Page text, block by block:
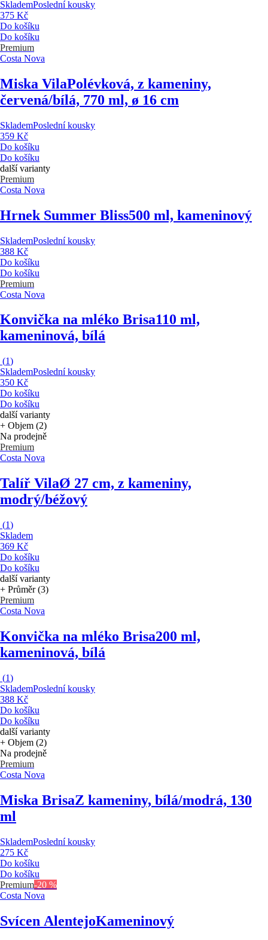
SklademPoslední kousky
375 Kč
Do košíku
Do košíku
Premium
Costa Nova
Miska VilaPolévková, z kameniny,
červená/bílá, 770 ml, ø 16 cm
SklademPoslední kousky
359 Kč
Do košíku
Do košíku
další varianty
Premium
Costa Nova
Hrnek Summer Bliss500 ml, kameninový
SklademPoslední kousky
388 Kč
Do košíku
Do košíku
Premium
Costa Nova
Konvička na mléko Brisa110 ml,
kameninová, bílá
(1)
SklademPoslední kousky
350 Kč
Do košíku
Do košíku
další varianty
+ Objem (2)
Na prodejně
Premium
Costa Nova
Talíř VilaØ 27 cm, z kameniny,
modrý/béžový
(1)
Skladem
369 Kč
Do košíku
Do košíku
další varianty
+ Průměr (3)
Premium
Costa Nova
Konvička na mléko Brisa200 ml,
kameninová, bílá
(1)
SklademPoslední kousky
388 Kč
Do košíku
Do košíku
další varianty
+ Objem (2)
Na prodejně
Premium
Costa Nova
Miska BrisaZ kameniny, bílá/modrá, 130
ml
SklademPoslední kousky
275 Kč
Do košíku
Do košíku
Premium-20 %
Costa Nova
Svícen AlentejoKameninový